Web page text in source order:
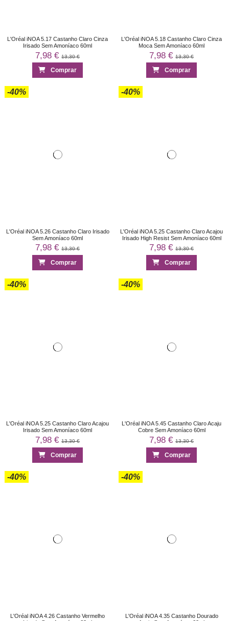
L'Oréal iNOA 5.17 Castanho Claro Cinza
Irisado Sem Amoníaco 60ml
7,98 € 13,30 €
Comprar
L'Oréal iNOA 5.18 Castanho Claro Cinza
Moca Sem Amoníaco 60ml
7,98 € 13,30 €
Comprar
-40%
L'Oréal iNOA 5.26 Castanho Claro Irisado
Sem Amoníaco 60ml
7,98 € 13,30 €
Comprar
-40%
L'Oréal iNOA 5.25 Castanho Claro Acajou
Irisado High Resist Sem Amoníaco 60ml
7,98 € 13,30 €
Comprar
-40%
L'Oréal iNOA 5.25 Castanho Claro Acajou
Irisado Sem Amoníaco 60ml
7,98 € 13,30 €
Comprar
-40%
L'Oréal iNOA 5.45 Castanho Claro Acaju
Cobre Sem Amoníaco 60ml
7,98 € 13,30 €
Comprar
-40%
L'Oréal iNOA 4.26 Castanho Vermelho
-40%
L'Oréal iNOA 4.35 Castanho Dourado